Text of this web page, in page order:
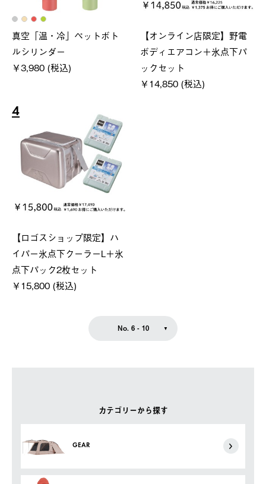
カテゴリーから探す
GEAR
真空「温・冷」ペットボト
ルシリンダー
￥3,980 (税込)
【オンライン店限定】野電
ボディエアコン＋氷点下パ
ックセット
￥14,850 (税込)
4
【ロゴスショップ限定】ハ
イパー氷点下クーラーL＋氷
点下パック2枚セット
￥15,800 (税込)
No. 6 - 10